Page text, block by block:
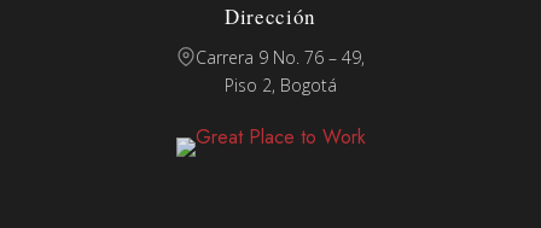
Dirección
Carrera 9 No. 76 – 49,
Piso 2, Bogotá